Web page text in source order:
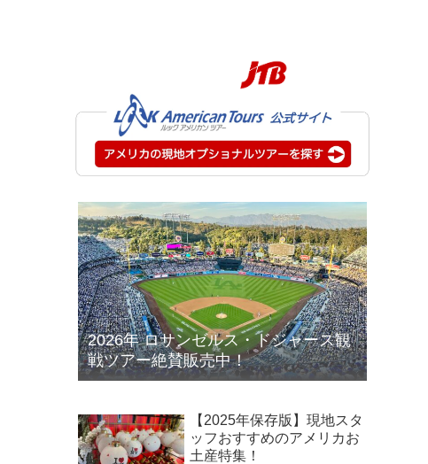
2026年 ロサンゼルス・ドジャース観
戦ツアー絶賛販売中！
【2025年保存版】現地スタ
ッフおすすめのアメリカお
土産特集！